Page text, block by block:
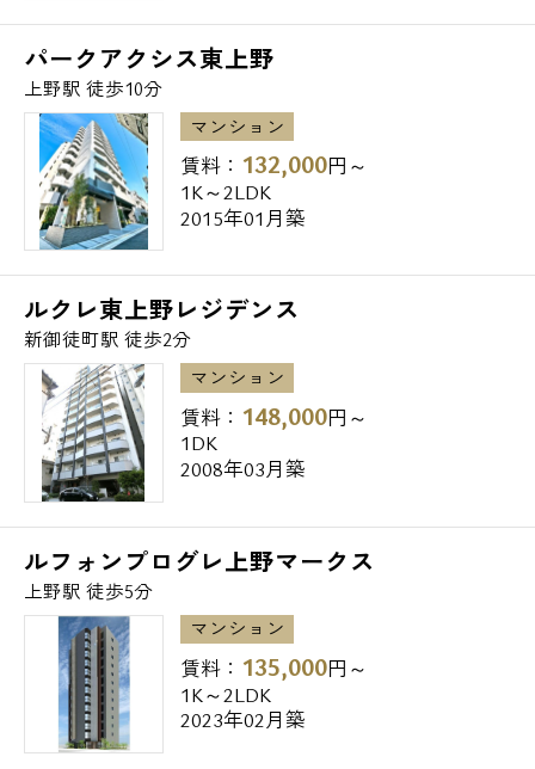
北上野診療所5分
下谷警察署6分
上野消防署8分
台東区役所8分
上野警察署9分
浅草寺15分
浅草寺病院16分
【交通】
JR山手線 上野駅/徒歩9分
東京メトロ日比谷線 入谷駅/徒歩7分
東京メトロ銀座線 稲荷町駅/徒歩7分
ズマンション～
その他のエリアも含めお気軽にエスアールホ
ームまでお問い合わせ下さい。
パークアクシス東上野
上野駅 徒歩10分
マンション
賃料： 132,000円～
1K～2LDK
2015年01月築
ルクレ東上野レジデンス
新御徒町駅 徒歩2分
マンション
賃料： 148,000円～
1DK
2008年03月築
ルフォンプログレ上野マークス
上野駅 徒歩5分
マンション
賃料： 135,000円～
1K～2LDK
2023年02月築
お問い合わせ